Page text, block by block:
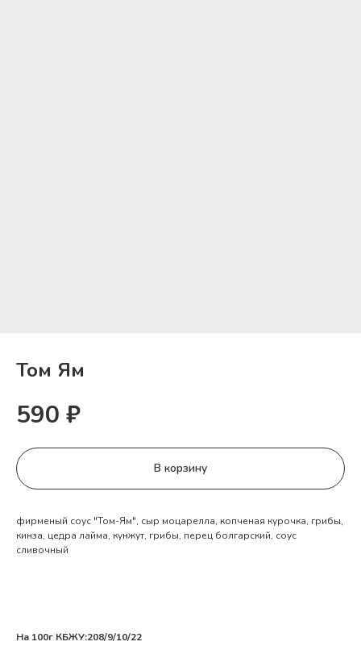
Том Ям
590 ₽
В корзину
фирменый соус "Том-Ям", сыр моцарелла, копченая курочка, грибы,
кинза, цедра лайма, кунжут, грибы, перец болгарский, соус
сливочный
На 100г КБЖУ:208/9/10/22